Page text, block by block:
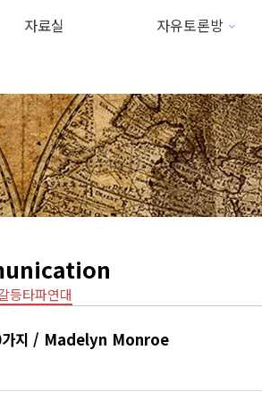
자료실
자유토론방
등타파연대
가지 / Madelyn Monroe